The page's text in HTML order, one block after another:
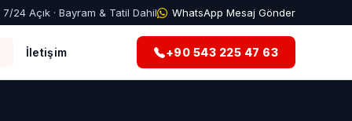
7/24 Açık · Bayram & Tatil Dahil WhatsApp Mesaj Gönder
İletişim +90 543 225 47 63